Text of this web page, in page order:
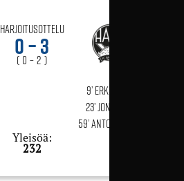
Harjoitusottelu
0 – 3
( 0 – 2 )
9’ Erkka Helminen
23’ Jonni Thusberg
59’ Antonis Kyriazis
Yleisöä:
232